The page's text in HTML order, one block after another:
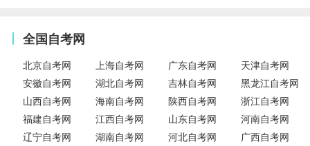
全国自考网
北京自考网 上海自考网 广东自考网
天津自考网
安徽自考网
湖北自考网 吉林自考网
黑龙江自考网
山西自考网
海南自考网 陕西自考网
浙江自考网
福建自考网
江西自考网 山东自考网
河南自考网
辽宁自考网
湖南自考网 河北自考网
广西自考网